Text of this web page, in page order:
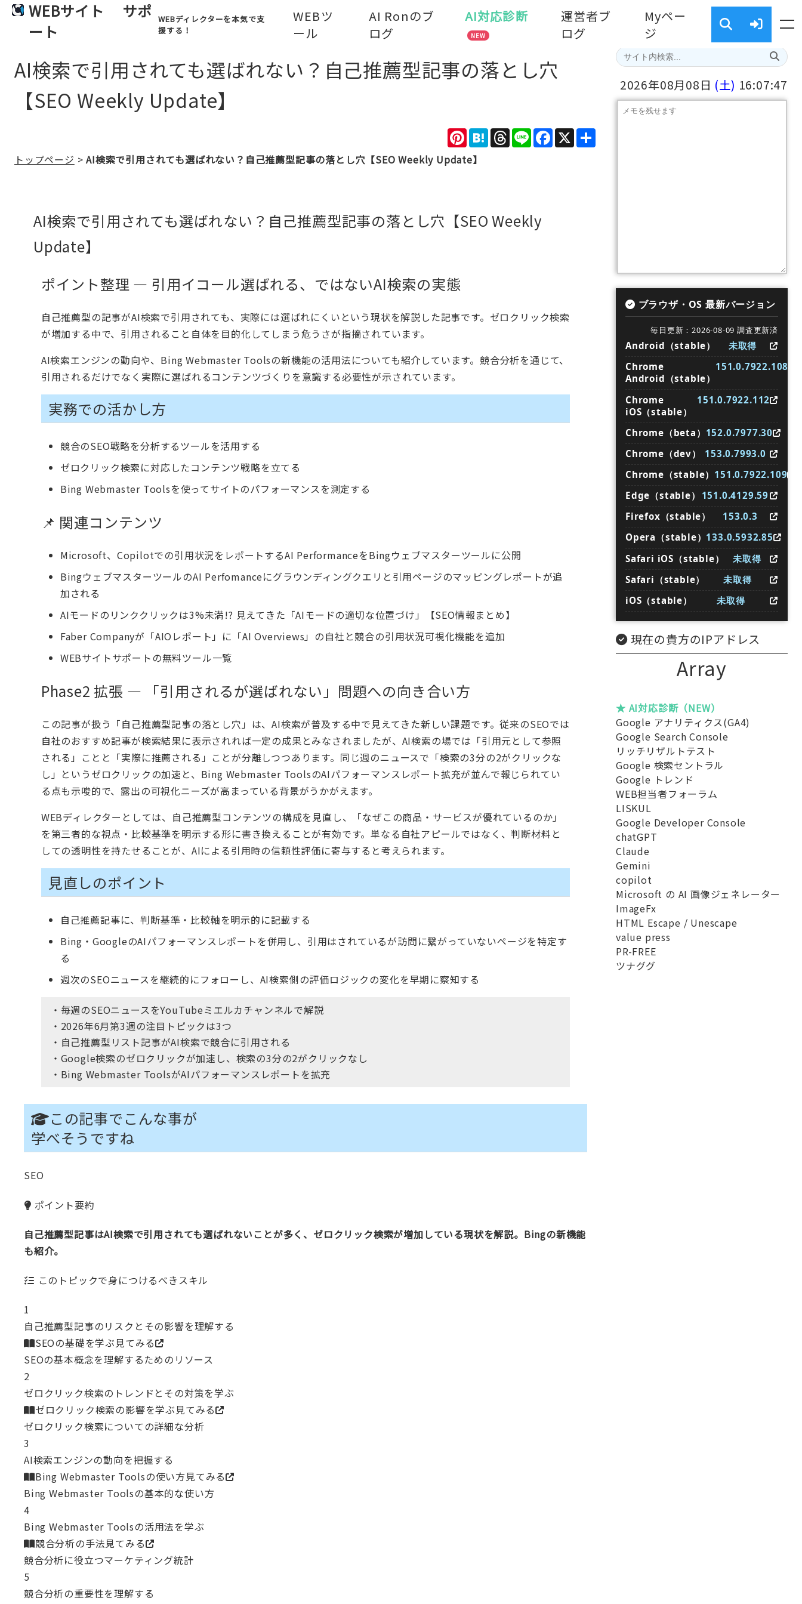
WEBサイト
サポ
ート
WEBディレクターを本気で支
援する！
WEBツ
ール
AI Ronのブ
ログ
AI対応診断
NEW
運営者ブ
ログ
Myペー
ジ
AI検索で引用されても選ばれない？自己推薦型記事の落とし穴
【SEO Weekly Update】
X
Facebook
Line
Threads
Hatena
Pinterest
トップページ >AI検索で引用されても選ばれない？自己推薦型記事の落とし穴【SEO Weekly Update】
AI検索で引用されても選ばれない？自己推薦型記事の落とし穴【SEO Weekly
Update】
ポイント整理 — 引用イコール選ばれる、ではないAI検索の実態
自己推薦型の記事がAI検索で引用されても、実際には選ばれにくいという現状を解説した記事です。ゼロクリック検索
が増加する中で、引用されること自体を目的化してしまう危うさが指摘されています。
AI検索エンジンの動向や、Bing Webmaster Toolsの新機能の活用法についても紹介しています。競合分析を通じて、
引用されるだけでなく実際に選ばれるコンテンツづくりを意識する必要性が示されています。
実務での活かし方
競合のSEO戦略を分析するツールを活用する
ゼロクリック検索に対応したコンテンツ戦略を立てる
Bing Webmaster Toolsを使ってサイトのパフォーマンスを測定する
📌 関連コンテンツ
Microsoft、Copilotでの引用状況をレポートするAI PerformanceをBingウェブマスターツールに公開
BingウェブマスターツールのAI Perfomanceにグラウンディングクエリと引用ページのマッピングレポートが追
加される
AIモードのリンククリックは3%未満!? 見えてきた「AIモードの適切な位置づけ」【SEO情報まとめ】
Faber Companyが「AIOレポート」に「AI Overviews」の自社と競合の引用状況可視化機能を追加
WEBサイトサポートの無料ツール一覧
Phase2 拡張 — 「引用されるが選ばれない」問題への向き合い方
この記事が扱う「自己推薦型記事の落とし穴」は、AI検索が普及する中で見えてきた新しい課題です。従来のSEOでは
自社のおすすめ記事が検索結果に表示されれば一定の成果とみなされましたが、AI検索の場では「引用元として参照
される」ことと「実際に推薦される」ことが分離しつつあります。同じ週のニュースで「検索の3分の2がクリックな
し」というゼロクリックの加速と、Bing Webmaster ToolsのAIパフォーマンスレポート拡充が並んで報じられてい
る点も示唆的で、露出の可視化ニーズが高まっている背景がうかがえます。
WEBディレクターとしては、自己推薦型コンテンツの構成を見直し、「なぜこの商品・サービスが優れているのか」
を第三者的な視点・比較基準を明示する形に書き換えることが有効です。単なる自社アピールではなく、判断材料と
しての透明性を持たせることが、AIによる引用時の信頼性評価に寄与すると考えられます。
見直しのポイント
自己推薦記事に、判断基準・比較軸を明示的に記載する
Bing・GoogleのAIパフォーマンスレポートを併用し、引用はされているが訪問に繋がっていないページを特定す
る
週次のSEOニュースを継続的にフォローし、AI検索側の評価ロジックの変化を早期に察知する
・毎週のSEOニュースをYouTubeミエルカチャンネルで解説
・2026年6月第3週の注目トピックは3つ
・自己推薦型リスト記事がAI検索で競合に引用される
・Google検索のゼロクリックが加速し、検索の3分の2がクリックなし
・Bing Webmaster ToolsがAIパフォーマンスレポートを拡充
この記事でこんな事が
学べそうですね
SEO
ポイント要約
自己推薦型記事はAI検索で引用されても選ばれないことが多く、ゼロクリック検索が増加している現状を解説。Bingの新機能
も紹介。
このトピックで身につけるべきスキル
1
自己推薦型記事のリスクとその影響を理解する
SEOの基礎を学ぶ見てみる
SEOの基本概念を理解するためのリソース
2
ゼロクリック検索のトレンドとその対策を学ぶ
ゼロクリック検索の影響を学ぶ見てみる
ゼロクリック検索についての詳細な分析
3
AI検索エンジンの動向を把握する
Bing Webmaster Toolsの使い方見てみる
Bing Webmaster Toolsの基本的な使い方
4
Bing Webmaster Toolsの活用法を学ぶ
競合分析の手法見てみる
競合分析に役立つマーケティング統計
5
競合分析の重要性を理解する
2026年08月08日 (土) 16:07:48
ブラウザ・OS 最新バージョン
毎日更新：2026-08-09 調査更新済
Android（stable）
未取得
Chrome
Android（stable）
151.0.7922.108
Chrome
iOS（stable）
151.0.7922.112
Chrome（beta） 152.0.7977.30
Chrome（dev）
153.0.7993.0
Chrome（stable） 151.0.7922.109
Edge（stable）
151.0.4129.59
Firefox（stable）
153.0.3
Opera（stable） 133.0.5932.85
Safari iOS（stable）
未取得
Safari（stable）
未取得
iOS（stable）
未取得
現在の貴方のIPアドレス
Array
★ AI対応診断（NEW）
Google アナリティクス(GA4)
Google Search Console
リッチリザルトテスト
Google 検索セントラル
Google トレンド
WEB担当者フォーラム
LISKUL
Google Developer Console
chatGPT
Claude
Gemini
copilot
Microsoft の AI 画像ジェネレーター
ImageFx
HTML Escape / Unescape
value press
PR-FREE
ツナググ